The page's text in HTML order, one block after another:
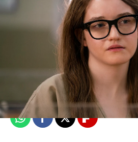
Mariló García
Madrid
Publicado: 10 de febrero de
WhatsappFacebook
X Flipboard